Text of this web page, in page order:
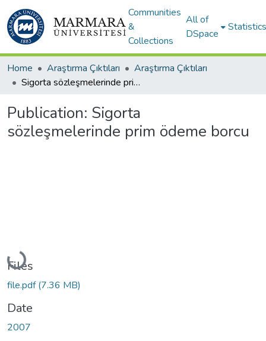
Communities
&
Collections
All of
DSpace
Statistics
Home Araştırma Çıktıları
Araştırma Çıktıları
Sigorta sözleşmelerinde prim ödeme borcu
Publication: Sigorta
sözleşmelerinde prim ödeme borcu
Loading...
Files
file.pdf(7.36 MB)
Date
2007